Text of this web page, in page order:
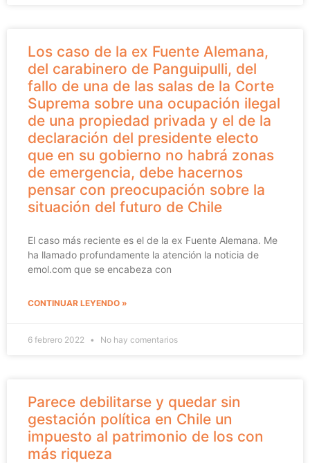
Los caso de la ex Fuente Alemana,
del carabinero de Panguipulli, del
fallo de una de las salas de la Corte
Suprema sobre una ocupación ilegal
de una propiedad privada y el de la
declaración del presidente electo
que en su gobierno no habrá zonas
de emergencia, debe hacernos
pensar con preocupación sobre la
situación del futuro de Chile
El caso más reciente es el de la ex Fuente Alemana. Me
ha llamado profundamente la atención la noticia de
emol.com que se encabeza con
CONTINUAR LEYENDO »
6 febrero 2022 No hay comentarios
Parece debilitarse y quedar sin
gestación política en Chile un
impuesto al patrimonio de los con
más riqueza